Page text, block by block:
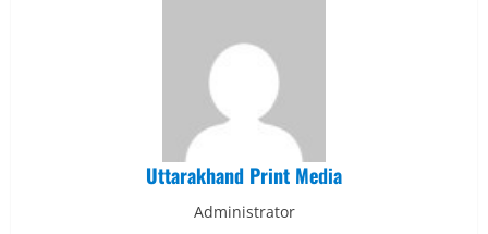
Uttarakhand Print Media
Administrator